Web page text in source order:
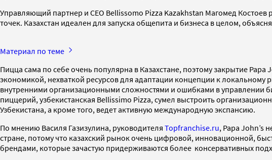
Управляющий партнер и CEO Bellissomo Pizza Kazakhstan Магомед Костоев
точек. Казахстан идеален для запуска общепита и бизнеса в целом,
Материал по теме
Пицца сама по себе очень популярна в Казахстане, поэтому закрытие
экономикой, нехваткой ресурсов для адаптации концепции к локальному
внутренними организационными сложностями и ошибками в управлении
пиццерий, узбекистанская Bellissimo Pizza, сумел выстроить
Узбекистана, а кроме того, ведет активную международную экспансию.
По мнению Василя Газизулина, руководителя Topfranchise.ru, Papa John’s
стране, потому что казахский рынок очень цифровой, инновационной,
брендами, которые зачастую придерживаются более консервативных